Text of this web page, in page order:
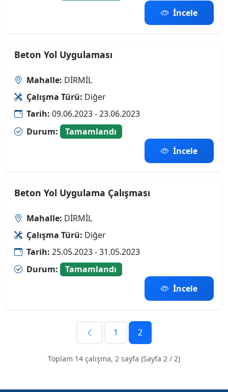
İncele
Beton Yol Uygulaması
Mahalle: DİRMİL
Çalışma Türü: Diğer
Tarih: 09.06.2023 - 23.06.2023
Durum:
Tamamlandı
İncele
Beton Yol Uygulama Çalışması
Mahalle: DİRMİL
Çalışma Türü: Diğer
Tarih: 25.05.2023 - 31.05.2023
Durum:
Tamamlandı
İncele
1 2
Toplam 14 çalışma, 2 sayfa (Sayfa 2 / 2)